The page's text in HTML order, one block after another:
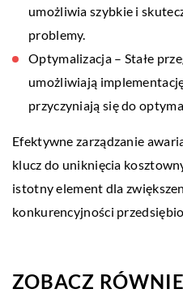
umożliwia szybkie i
problemy.
Optymalizacja – Stałe
umożliwiają
przyczyniają się do
Efektywne zarządzanie
klucz do uniknięcia
istotny element dla
konkurencyjności
ZOBACZ